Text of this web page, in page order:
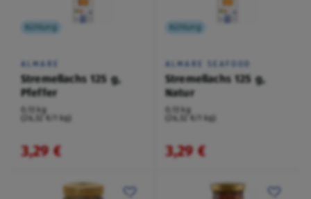
Kühlung
ALMARE
Stremellachs 125 g,
Pfeffer
0,13 kg
(26,32 €/1 kg)
3,29 €
Kühlung
ALMARE SEAFOOD
Stremellachs 125 g,
Natur
0,13 kg
(26,32 €/1 kg)
3,29 €